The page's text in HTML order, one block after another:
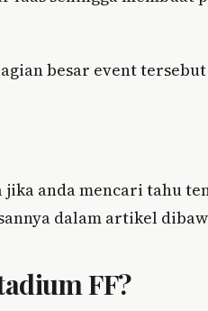
besar event
anda mencari tahu
dalam artikel
FF?